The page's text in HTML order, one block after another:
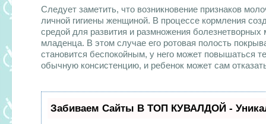
Следует заметить, что возникновение признаков
личной гигиены женщиной. В процессе кормления
средой для развития и размножения
младенца. В этом случае его ротовая полость
становится беспокойным, у него может повышаться
обычную консистенцию, и ребенок может сам
Забиваем Сайты В ТОП КУВАЛДОЙ -